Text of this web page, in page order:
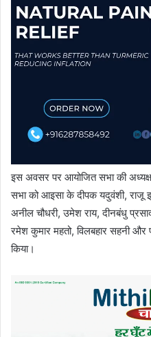
इस अवसर पर आयोजित सभा की
सभा को आइसा के दीपक यदुवंशी, राजू
अनील चौधरी, उमेश राय, दीनबंधु
रमेश कुमार महतो, विलबहार सहनी
किया।